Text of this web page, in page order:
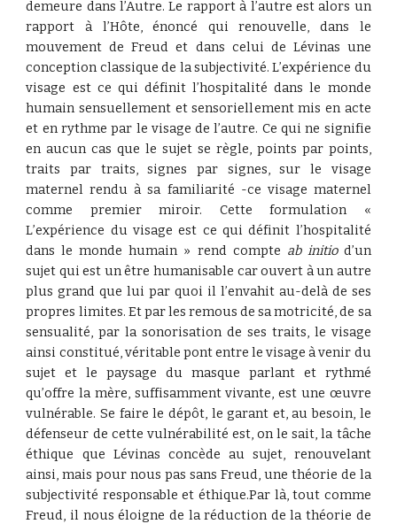
demeure dans l’Autre. Le rapport à l’autre est alors un
rapport à l’Hôte, énoncé qui renouvelle, dans le
mouvement de Freud et dans celui de Lévinas une
conception classique de la subjectivité. L’expérience du
visage est ce qui définit l’hospitalité dans le monde
humain sensuellement et sensoriellement mis en acte
et en rythme par le visage de l’autre. Ce qui ne signifie
en aucun cas que le sujet se règle, points par points,
traits par traits, signes par signes, sur le visage
maternel rendu à sa familiarité -ce visage maternel
comme premier miroir. Cette formulation «
L’expérience du visage est ce qui définit l’hospitalité
dans le monde humain » rend compte ab initiod’un
sujet qui est un être humanisable car ouvert à un autre
plus grand que lui par quoi il l’envahit au-delà de ses
propres limites. Et par les remous de sa motricité, de sa
sensualité, par la sonorisation de ses traits, le visage
ainsi constitué, véritable pont entre le visage à venir du
sujet et le paysage du masque parlant et rythmé
qu’offre la mère, suffisamment vivante, est une œuvre
vulnérable. Se faire le dépôt, le garant et, au besoin, le
défenseur de cette vulnérabilité est, on le sait, la tâche
éthique que Lévinas concède au sujet, renouvelant
ainsi, mais pour nous pas sans Freud, une théorie de la
subjectivité responsable et éthique.Par là, tout comme
Freud, il nous éloigne de la réduction de la théorie de